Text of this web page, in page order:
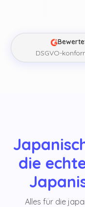
DSGVO-
die
Alles für die